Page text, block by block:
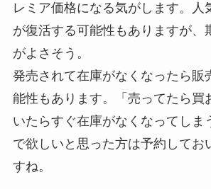
レミア価格になる気がします。人
が復活する可能性もありますが、
がよさそう。
発売されて在庫がなくなったら販
能性もあります。「売ってたら買
いたらすぐ在庫がなくなってしま
で欲しいと思った方は予約してお
すね。